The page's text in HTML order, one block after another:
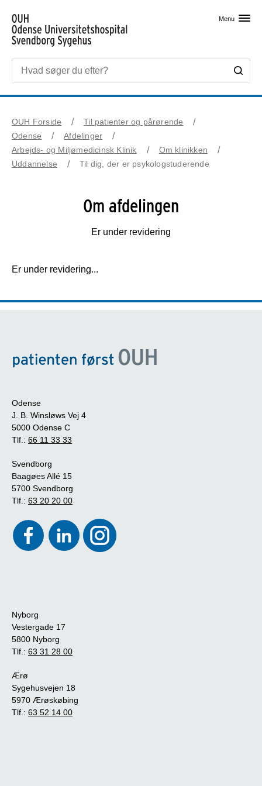
Menu
OUH Forside
Til patienter og pårørende
Odense
Afdelinger
Arbejds- og Miljømedicinsk Klinik
Om klinikken
Uddannelse
Til dig, der er psykologstuderende
Om afdelingen
Er under revidering
Er under revidering...
Odense
J. B. Winsløws Vej 4
5000 Odense C
Tlf.: 66 11 33 33
Svendborg
Baagøes Allé 15
5700 Svendborg
Tlf.: 63 20 20 00
Nyborg
Vestergade 17
5800 Nyborg
Tlf.: 63 31 28 00
Ærø
Sygehusvejen 18
5970 Ærøskøbing
Tlf.: 63 52 14 00